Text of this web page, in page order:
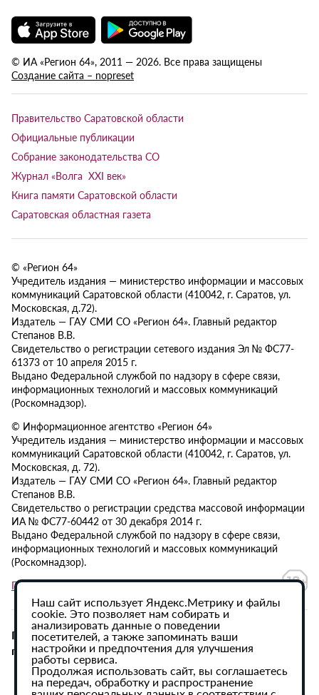
© ИА «Регион 64», 2011 — 2026. Все права защищены
Создание сайта – nopreset
Правительство Саратовской области
Официальные публикации
Собрание законодательства СО
Журнал «Волга XXI век»
Книга памяти Саратовской области
Саратовская областная газета
© «Регион 64»
Учредитель издания — министерство информации и массовых
коммуникаций Саратовской области (410042, г. Саратов, ул.
Московская, д.72).
Издатель — ГАУ СМИ СО «Регион 64». Главный редактор
Степанов В.В.
Свидетельство о регистрации сетевого издания Эл № ФС77-
61373 от 10 апреля 2015 г.
Выдано Федеральной службой по надзору в сфере связи,
информационных технологий и массовых коммуникаций
(Роскомнадзор).
© Информационное агентство «Регион 64»
Учредитель издания — министерство информации и массовых
коммуникаций Саратовской области (410042, г. Саратов, ул.
Московская, д. 72).
Издатель — ГАУ СМИ СО «Регион 64». Главный редактор
Степанов В.В.
Свидетельство о регистрации средства массовой информации
ИА № ФС77-60442 от 30 декабря 2014 г.
Выдано Федеральной службой по надзору в сфере связи,
информационных технологий и массовых коммуникаций
(Роскомнадзор).
Политика в отношении обработки персональных данных
При использовании материалов сайта активная
гиперссылка на ИА «Регион 64» обязательна.
Наш сайт использует Яндекс.Метрику и файлы
cookie. Это позволяет нам собирать и
анализировать данные о поведении
посетителей, а также запоминать ваши
настройки и предпочтения для улучшения
работы сервиса.
Продолжая использовать сайт, вы соглашаетесь
на передач, обработку и распространение